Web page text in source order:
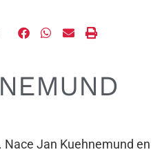
Jan Kuehnemund en